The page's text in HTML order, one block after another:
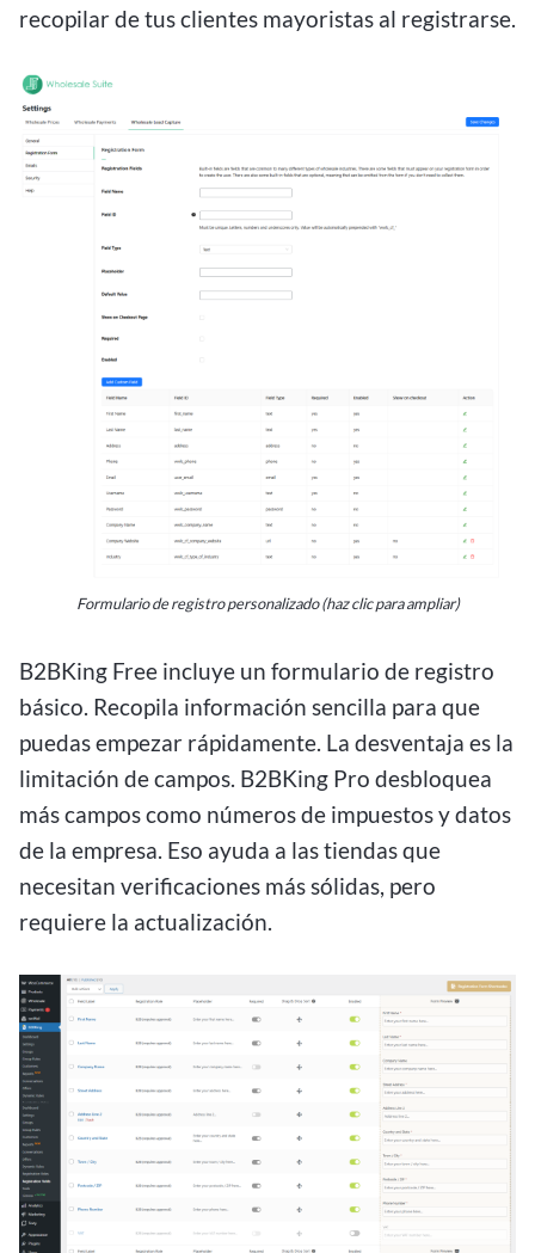
recopilar de tus clientes mayoristas al registrarse.
Formulario de registro personalizado (haz clic para ampliar)
B2BKing Free incluye un formulario de registro
básico. Recopila información sencilla para que
puedas empezar rápidamente. La desventaja es la
limitación de campos. B2BKing Pro desbloquea
más campos como números de impuestos y datos
de la empresa. Eso ayuda a las tiendas que
necesitan verificaciones más sólidas, pero
requiere la actualización.